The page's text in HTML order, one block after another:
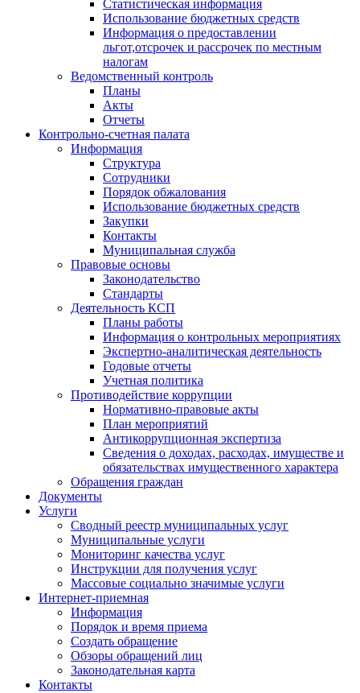
Статистическая информация
Использование бюджетных средств
Информация о предоставлении
льгот,отсрочек и рассрочек по местным
налогам
Ведомственный контроль
Планы
Акты
Отчеты
Контрольно-счетная палата
Информация
Структура
Сотрудники
Порядок обжалования
Использование бюджетных средств
Закупки
Контакты
Муниципальная служба
Правовые основы
Законодательство
Стандарты
Деятельность КСП
Планы работы
Информация о контрольных мероприятиях
Экспертно-аналитическая деятельность
Годовые отчеты
Учетная политика
Противодействие коррупции
Нормативно-правовые акты
План мероприятий
Антикоррупционная экспертиза
Сведения о доходах, расходах, имуществе и
обязательствах имущественного характера
Обращения граждан
Документы
Услуги
Сводный реестр муниципальных услуг
Муниципальные услуги
Мониторинг качества услуг
Инструкции для получения услуг
Массовые социально значимые услуги
Интернет-приемная
Информация
Порядок и время приема
Создать обращение
Обзоры обращений лиц
Законодательная карта
Контакты